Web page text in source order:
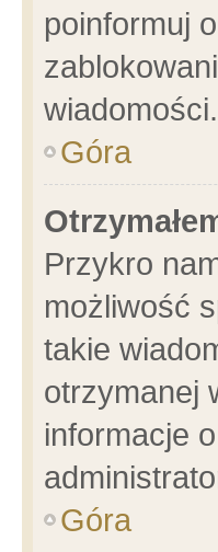
poinformuj
wiadomości.
Góra
Przykro
możliwość
takie
otrzymanej
informacje
Góra